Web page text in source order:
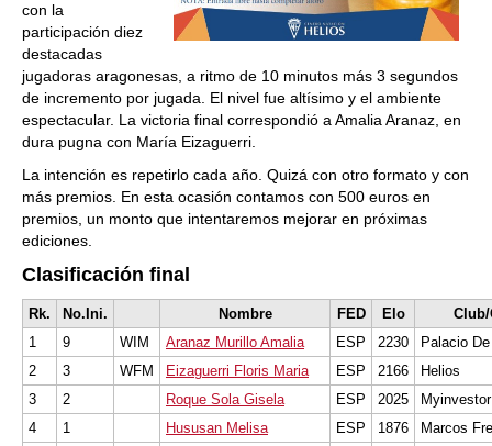
con la
participación diez
destacadas
jugadoras aragonesas, a ritmo de 10 minutos más 3 segundos
de incremento por jugada. El nivel fue altísimo y el ambiente
espectacular. La victoria final correspondió a Amalia Aranaz, en
dura pugna con María Eizaguerri.
La intención es repetirlo cada año. Quizá con otro formato y con
más premios. En esta ocasión contamos con 500 euros en
premios, un monto que intentaremos mejorar en próximas
ediciones.
Clasificación final
Rk. No.Ini. Nombre FED Elo
1
9 WIM Aranaz Murillo Amalia ESP 2230
Palacio
2
3 WFM Eizaguerri Floris Maria ESP 2166
Helios
3
2 Roque Sola Gisela ESP 2025
4
1 Hususan Melisa ESP 1876 Marcos